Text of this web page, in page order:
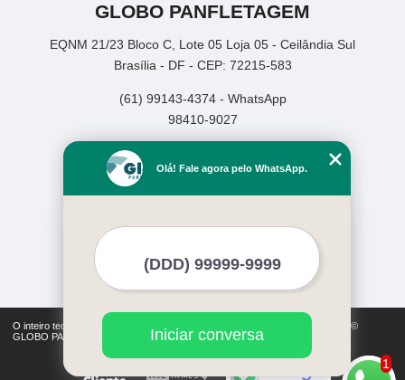
GLOBO PANFLETAGEM
EQNM 21/23 Bloco C, Lote 05 Loja 05 - Ceilândia Sul
Brasília - DF - CEP: 72215-583
(61) 99143-4374 - WhatsApp
98410-9027
Empresa
Missão
Mapa do site
O inteiro teor deste site está sujeito à proteção de direitos autorais. Copyright©
GLOBO PANFLETAGEM (Lei 9610 de 19/02/1998)
1
Olá! Fale agora pelo WhatsApp.
Iniciar conversa